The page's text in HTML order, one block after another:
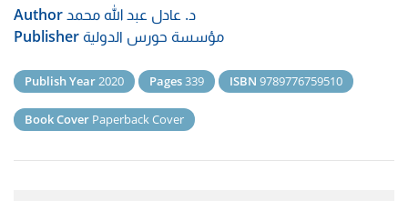
Authorد. عادل عبد الله محمد
Publisher مؤسسة حورس الدولية
Publish Year2020 Pages339 ISBN 9789776759510
Book Cover Paperback Cover